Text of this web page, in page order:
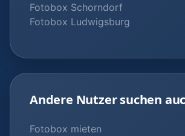
Fotobox Schorndorf
Fotobox Ludwigsburg
Andere Nutzer suchen
Fotobox mieten